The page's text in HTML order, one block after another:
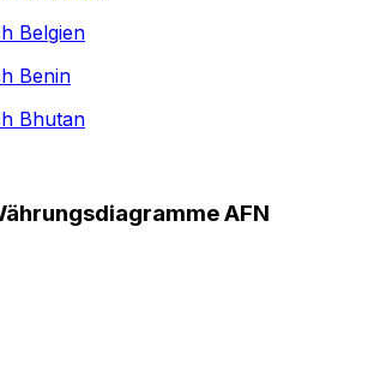
Belgien
Benin
Bhutan
AFN